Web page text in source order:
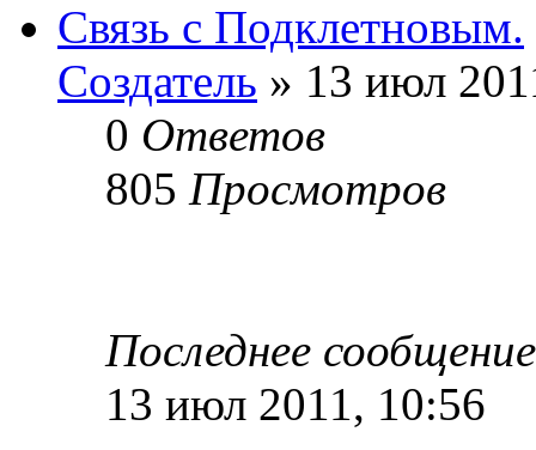
Связь с Подклетновым.
Создатель » 13 июл
0 Ответов
805 Просмотров
Последнее
13 июл 2011, 10:56